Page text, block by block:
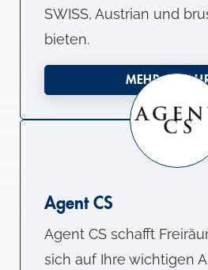
SWISS, Austrian und
bieten.
MEHR
Agent CS
Agent CS schafft
sich auf Ihre wichtigen